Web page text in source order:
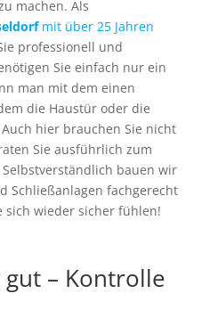
machen. Als
mit über 25 Jahren
professionell und
Sie einfach nur ein
man mit dem einen
die Haustür oder die
hier brauchen Sie nicht
Sie ausführlich zum
bauen wir
Schließanlagen fachgerecht
sich wieder sicher fühlen!
– Kontrolle